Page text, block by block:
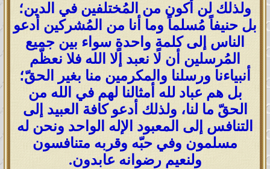
ولذلك لن أكون من المُختلفين في الدين؛
بل حنيفاً مُسلماً وما أنا من المُشركين أدعو
الناس إلى كلمةٍ واحدةٍ سواء بين جميع
المُرسلين أن لا نعبد إلا الله فلا نعظّم
أنبياءنا ورسلنا والمكرمين منا بغير الحقّ؛
بل هم عباد لله أمثالنا لهم في الله من
الحقّ ما لنا، ولذلك أدعو كافة العبيد إلى
التنافس إلى المعبود الإله الواحد ونحن له
مسلمون وفي حبّه وقربه متنافسون
ولنعيم رضوانه عابدون.